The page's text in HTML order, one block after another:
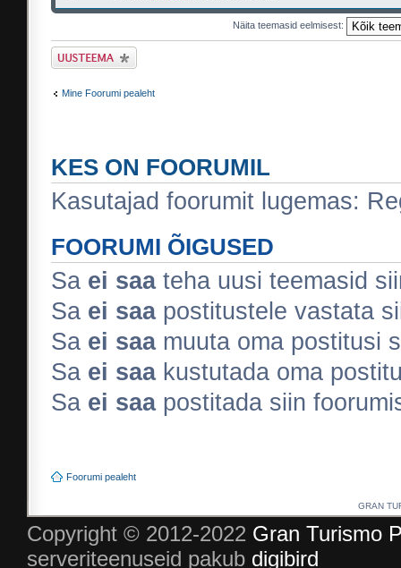
Näita teemasid eelmisest:
Tee uus teema
Mine Foorumi pealeht
KES ON FOORUMIL
Kasutajad foorumit lugemas:
FOORUMI ÕIGUSED
Sa ei saateha uusi teemasid
Sa ei saapostitustele vastata
Sa ei saamuuta oma postitusi
Sa ei saakustutada oma
Sa ei saapostitada siin
Foorumi pealeht
GRAN
Copyright © 2012-2022 Gran Turismo
serveriteenuseid pakub digibird